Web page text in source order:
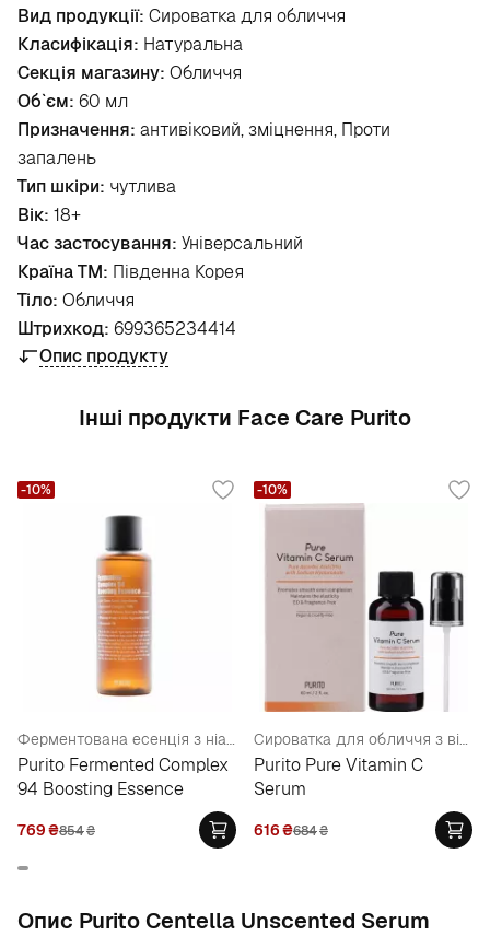
Вид продукції: Сироватка для обличчя
Класифікація: Натуральна
Секція магазину: Обличчя
Об`єм: 60 мл
Призначення: антивіковий, зміцнення, Проти
запалень
Тип шкіри: чутлива
Вік: 18+
Час застосування: Універсальний
Країна ТМ: Південна Корея
Тіло: Обличчя
Штрихкод: 699365234414
Опис продукту
Інші продукти Face Care Purito
Ферментована есенція з ніацинамідом 3%
Purito Fermented Complex
94 Boosting Essence
769₴854₴
-10%
Сироватка для обличчя з вітаміном С
Purito Pure Vitamin C
Serum
616₴684₴
-10%
Опис Purito Centella Unscented Serum